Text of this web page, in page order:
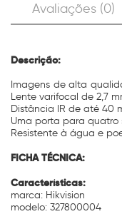
Avaliações (0)
Descrição:
Imagens de alta
Lente varifocal de 2,7
Distância IR de até 40
Uma porta para quatro
Resistente à água e
FICHA TÉCNICA:
Características:
marca: Hikvision
modelo: 327800004